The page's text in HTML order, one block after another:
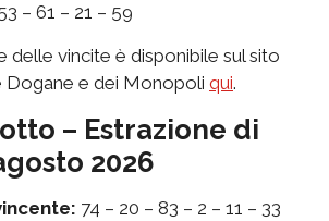
– 61 – 21 – 59
delle vincite è disponibile sul sito
Dogane e dei Monopoli qui.
– Estrazione di
2026
74 – 20 – 83 – 2 – 11 – 33